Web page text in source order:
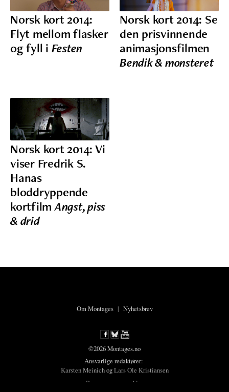
Norsk kort 2014:
Flyt mellom flasker
og fyll i Festen
Norsk kort 2014: Se
den prisvinnende
animasjonsfilmen
Bendik & monsteret
Norsk kort 2014: Vi
viser Fredrik S.
Hanas
bloddryppende
kortfilmAngst, piss
& drid
Om Montages| Nyhetsbrev
©2026 Montages.no
Ansvarlige redaktører:
Karsten MeinichogLars Ole Kristiansen
Personvern og cookies